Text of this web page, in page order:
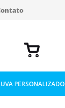
PERSONALIZADO